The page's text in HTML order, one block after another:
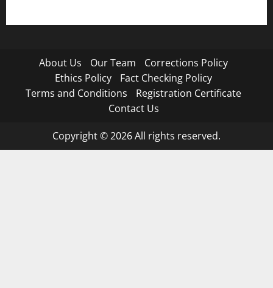
About Us Our Team
Corrections Policy
Ethics Policy
Fact Checking Policy
Terms and Conditions
Registration Certificate
Contact Us
Copyright © 2026 All rights reserved.